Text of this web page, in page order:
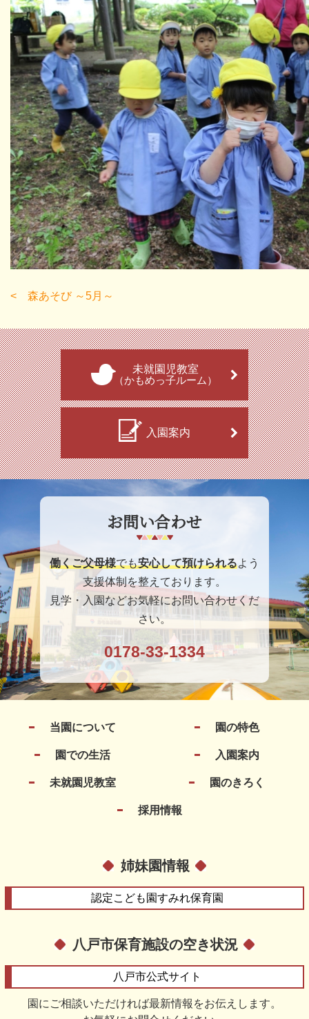
森あそび ～5月～
未就園児教室
（かもめっ子ルーム）
入園案内
お問い合わせ
働くご父母様でも安心して預けられるよう
支援体制を整えております。
見学・入園などお気軽にお問い合わせくだ
さい。
0178-33-1334
当園について 園の特色
園での生活 入園案内
未就園児教室 園のきろく
採用情報
姉妹園情報
認定こども園すみれ保育園
八戸市保育施設の空き状況
八戸市公式サイト
園にご相談いただければ最新情報をお伝えします。